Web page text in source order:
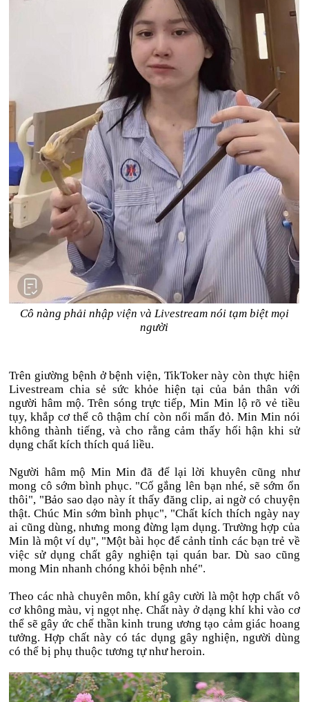
Cô nàng phải nhập viện và Livestream nói tạm biệt mọi
người
Trên giường bệnh ở bệnh viện, TikToker này còn thực hiện
Livestream chia sẻ sức khỏe hiện tại của bản thân với
người hâm mộ. Trên sóng trực tiếp, Min Min lộ rõ vẻ tiều
tụy, khắp cơ thể cô thậm chí còn nổi mẩn đỏ. Min Min nói
không thành tiếng, và cho rằng cảm thấy hối hận khi sử
dụng chất kích thích quá liều.
Người hâm mộ Min Min đã để lại lời khuyên cũng như
mong cô sớm bình phục. "Cố gắng lên bạn nhé, sẽ sớm ổn
thôi", "Bảo sao dạo này ít thấy đăng clip, ai ngờ có chuyện
thật. Chúc Min sớm bình phục", "Chất kích thích ngày nay
ai cũng dùng, nhưng mong đừng lạm dụng. Trường hợp của
Min là một ví dụ", "Một bài học để cảnh tỉnh các bạn trẻ về
việc sử dụng chất gây nghiện tại quán bar. Dù sao cũng
mong Min nhanh chóng khỏi bệnh nhé".
Theo các nhà chuyên môn, khí gây cười là một hợp chất vô
cơ không màu, vị ngọt nhẹ. Chất này ở dạng khí khi vào cơ
thể sẽ gây ức chế thần kinh trung ương tạo cảm giác hoang
tưởng. Hợp chất này có tác dụng gây nghiện, người dùng
có thể bị phụ thuộc tương tự như heroin.